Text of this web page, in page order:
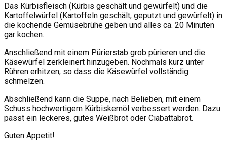
Das Kürbisfleisch (Kürbis geschält und gewürfelt) und die
Kartoffelwürfel (Kartoffeln geschält, geputzt und gewürfelt) in
die kochende Gemüsebrühe geben und alles ca. 20 Minuten
gar kochen.
Anschließend mit einem Pürierstab grob pürieren und die
Käsewürfel zerkleinert hinzugeben. Nochmals kurz unter
Rühren erhitzen, so dass die Käsewürfel vollständig
schmelzen.
Abschließend kann die Suppe, nach Belieben, mit einem
Schuss hochwertigem Kürbiskernöl verbessert werden. Dazu
passt ein leckeres, gutes Weißbrot oder Ciabattabrot.
Guten Appetit!